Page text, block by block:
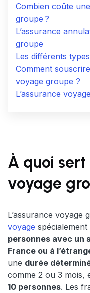
Combien coûte
groupe ?
L’assurance
groupe
Les différents
Comment
voyage groupe ?
L’assurance
À quoi sert
voyage
L’assurance voyage
voyage
personnes avec un
France ou à
une durée
comme 2 ou 3 mois,
10 personnes. Les